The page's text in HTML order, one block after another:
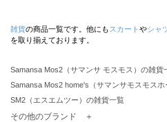
雑貨の商品一覧です。他にも スカート やシャ
を取り揃えております。
Samansa Mos2（サマンサ モスモス）の雑貨
Samansa Mos2 home's（サマンサモスモス
SM2（エスエムツー）の雑貨一覧
TSUHARU by Samansa Mos2（ツハルバイサ
その他のブランド ＋